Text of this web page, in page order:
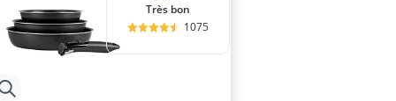
Très bon
1075